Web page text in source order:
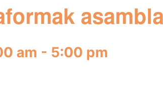
am - 5:00 pm